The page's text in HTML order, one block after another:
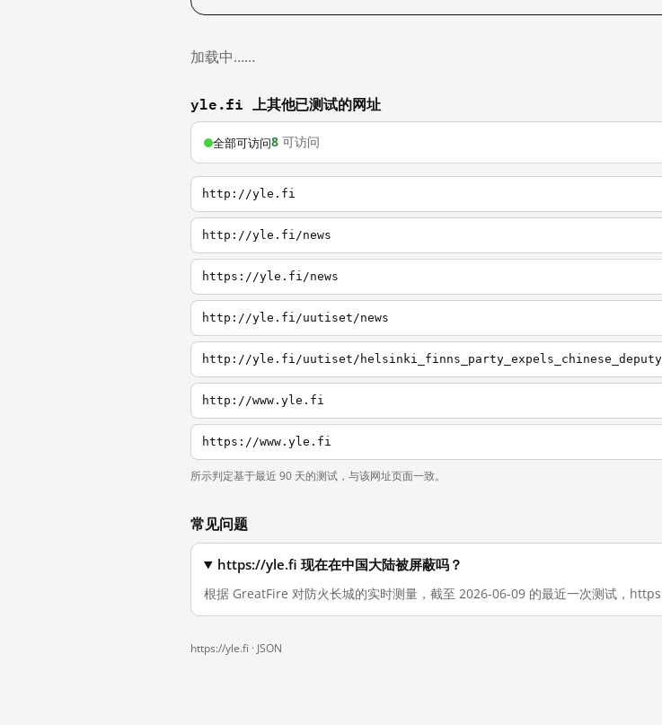
加载中……
yle.fi 上其他已测试的网址
全部可访问8 可访问
http://yle.fi
http://yle.fi/news
https://yle.fi/news
http://yle.fi/uutiset/news
http://yle.fi/uutiset/
http://www.yle.fi
https://www.yle.fi
所示判定基于最近 90 天的测试，与该网址页面一致。
常见问题
https://yle.fi 现在在中国大陆被屏蔽吗？
根据 GreatFire 对防火长城的实时测量，截至 2026-06-09 的最近一次测试，
https://yle.fi · JSON